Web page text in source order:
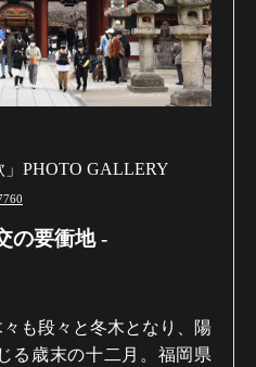
PHOTO GALLERY
の要衝地 -
も段々と冬木となり、陽
る歳末の十二月。福岡県